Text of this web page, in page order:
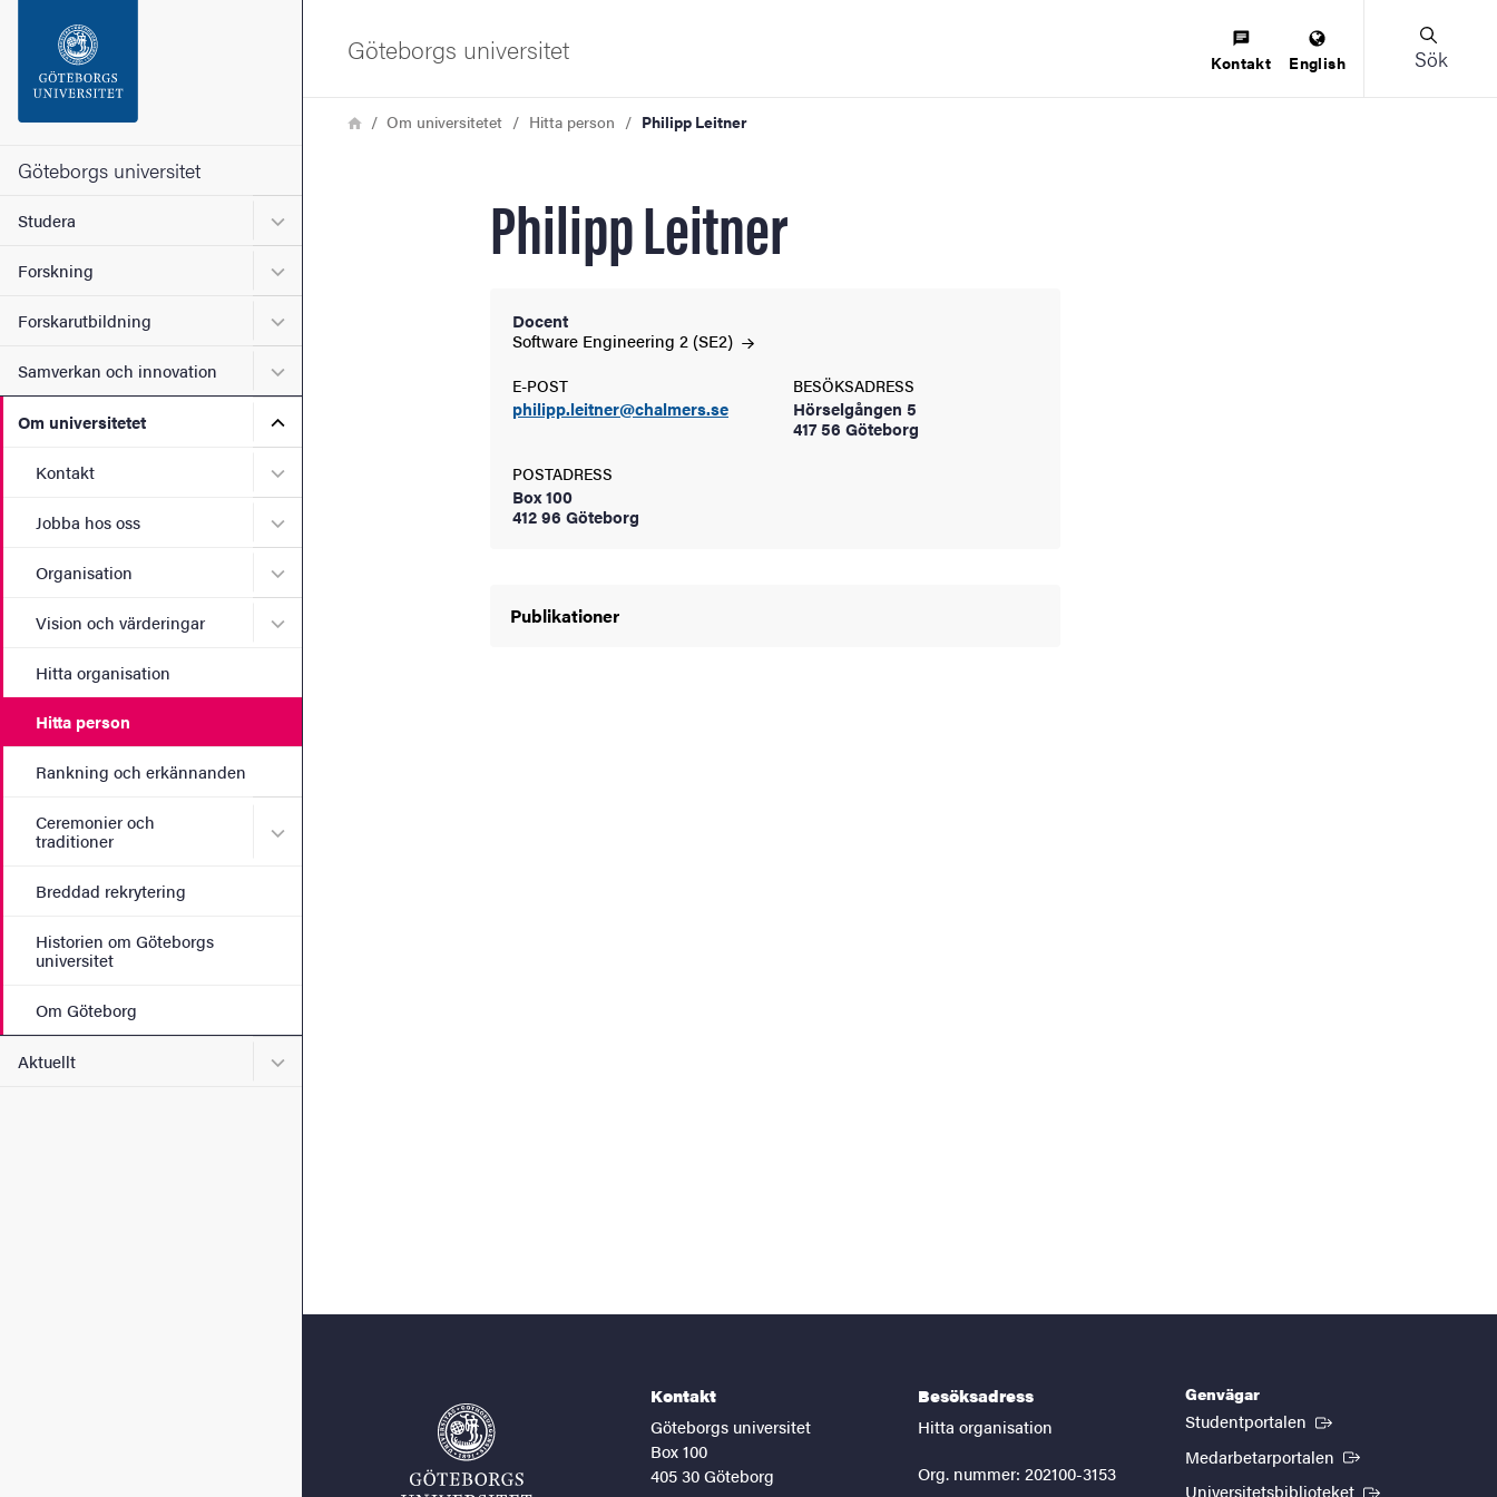
Sidfoten
Om webbplatsen
Göteborgs universitet
Studera Undermeny för Studera
Forskning Undermeny för Forskning
Forskarutbildning Undermeny för Forskarutbildning
Samverkan och innovation Undermeny för Samverkan och innovation
Om universitetet Undermeny för Om universitetet
Kontakt Undermeny för Kontakt
Jobba hos oss Undermeny för Jobba hos oss
Organisation Undermeny för Organisation
Vision och värderingar Undermeny för Vision och värderingar
Hitta organisation
Hitta person
Rankning och erkännanden
Ceremonier och
traditioner
Undermeny för Ceremonier och traditioner
Breddad rekrytering
Historien om Göteborgs
universitet
Om Göteborg
Aktuellt Undermeny för Aktuellt
Göteborgs universitet Kontakt English Sök
LänkstigHemOm universitetet Hitta person Philipp Leitner
Philipp Leitner
Docent
Software Engineering 2 (SE2)
E-POST
philipp.leitner@chalmers.se
BESÖKSADRESS
Hörselgången 5
417 56 Göteborg
POSTADRESS
Box 100
412 96 Göteborg
Publikationer
Kontakt
Göteborgs universitet
Box 100
405 30 Göteborg
Besöksadress
Hitta organisation
Org. nummer: 202100-3153
Genvägar
Studentportalen (Extern länk)
Medarbetarportalen (Extern länk)
Universitetsbiblioteket (Extern länk)